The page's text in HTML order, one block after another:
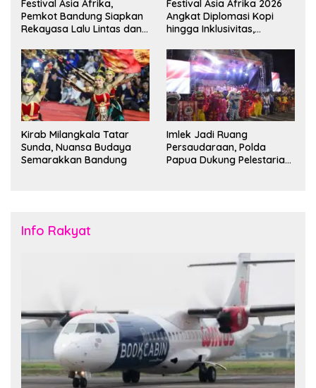
Festival Asia Afrika,
Pemkot Bandung Siapkan
Rekayasa Lalu Lintas dan
Festival Asia Afrika 2026
Angkat Diplomasi Kopi
hingga Inklusivitas,
Duta Besar
Kirab Milangkala Tatar
Sunda, Nuansa Budaya
Semarakkan Bandung
Imlek Jadi Ruang
Persaudaraan, Polda
Papua Dukung Pelestarian
Info Rakyat